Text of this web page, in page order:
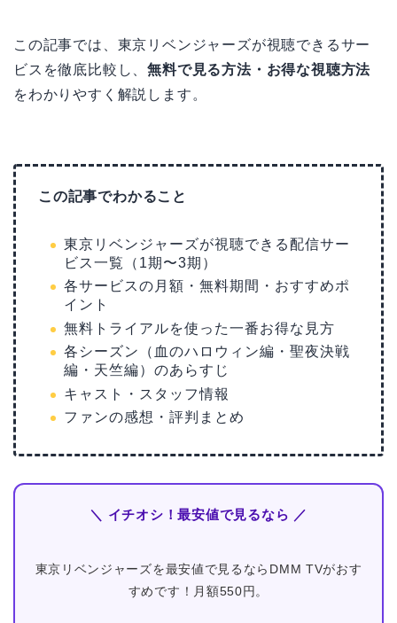
この記事では、東京リベンジャーズが視聴できるサー
ビスを徹底比較し、無料で見る方法・お得な視聴方法
をわかりやすく解説します。
この記事でわかること
東京リベンジャーズが視聴できる配信サー
ビス一覧（1期〜3期）
各サービスの月額・無料期間・おすすめポ
イント
無料トライアルを使った一番お得な見方
各シーズン（血のハロウィン編・聖夜決戦
編・天竺編）のあらすじ
キャスト・スタッフ情報
ファンの感想・評判まとめ
＼ イチオシ！最安値で見るなら ／
東京リベンジャーズを最安値で見るならDMM TVがおす
すめです！月額550円。